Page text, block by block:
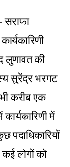
की
सुरेंद्र भरगट
करीब एक
में
लोगों को